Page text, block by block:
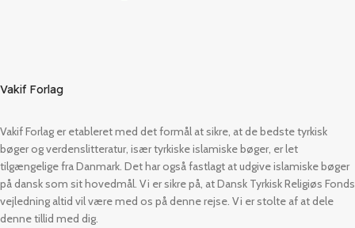
Vakif Forlag
Vakif Forlag er etableret med det formål at sikre, at de bedste tyrkisk
bøger og verdenslitteratur, især tyrkiske islamiske bøger, er let
tilgængelige fra Danmark. Det har også fastlagt at udgive islamiske bøger
på dansk som sit hovedmål. Vi er sikre på, at Dansk Tyrkisk Religiøs Fonds
vejledning altid vil være med os på denne rejse. Vi er stolte af at dele
denne tillid med dig.